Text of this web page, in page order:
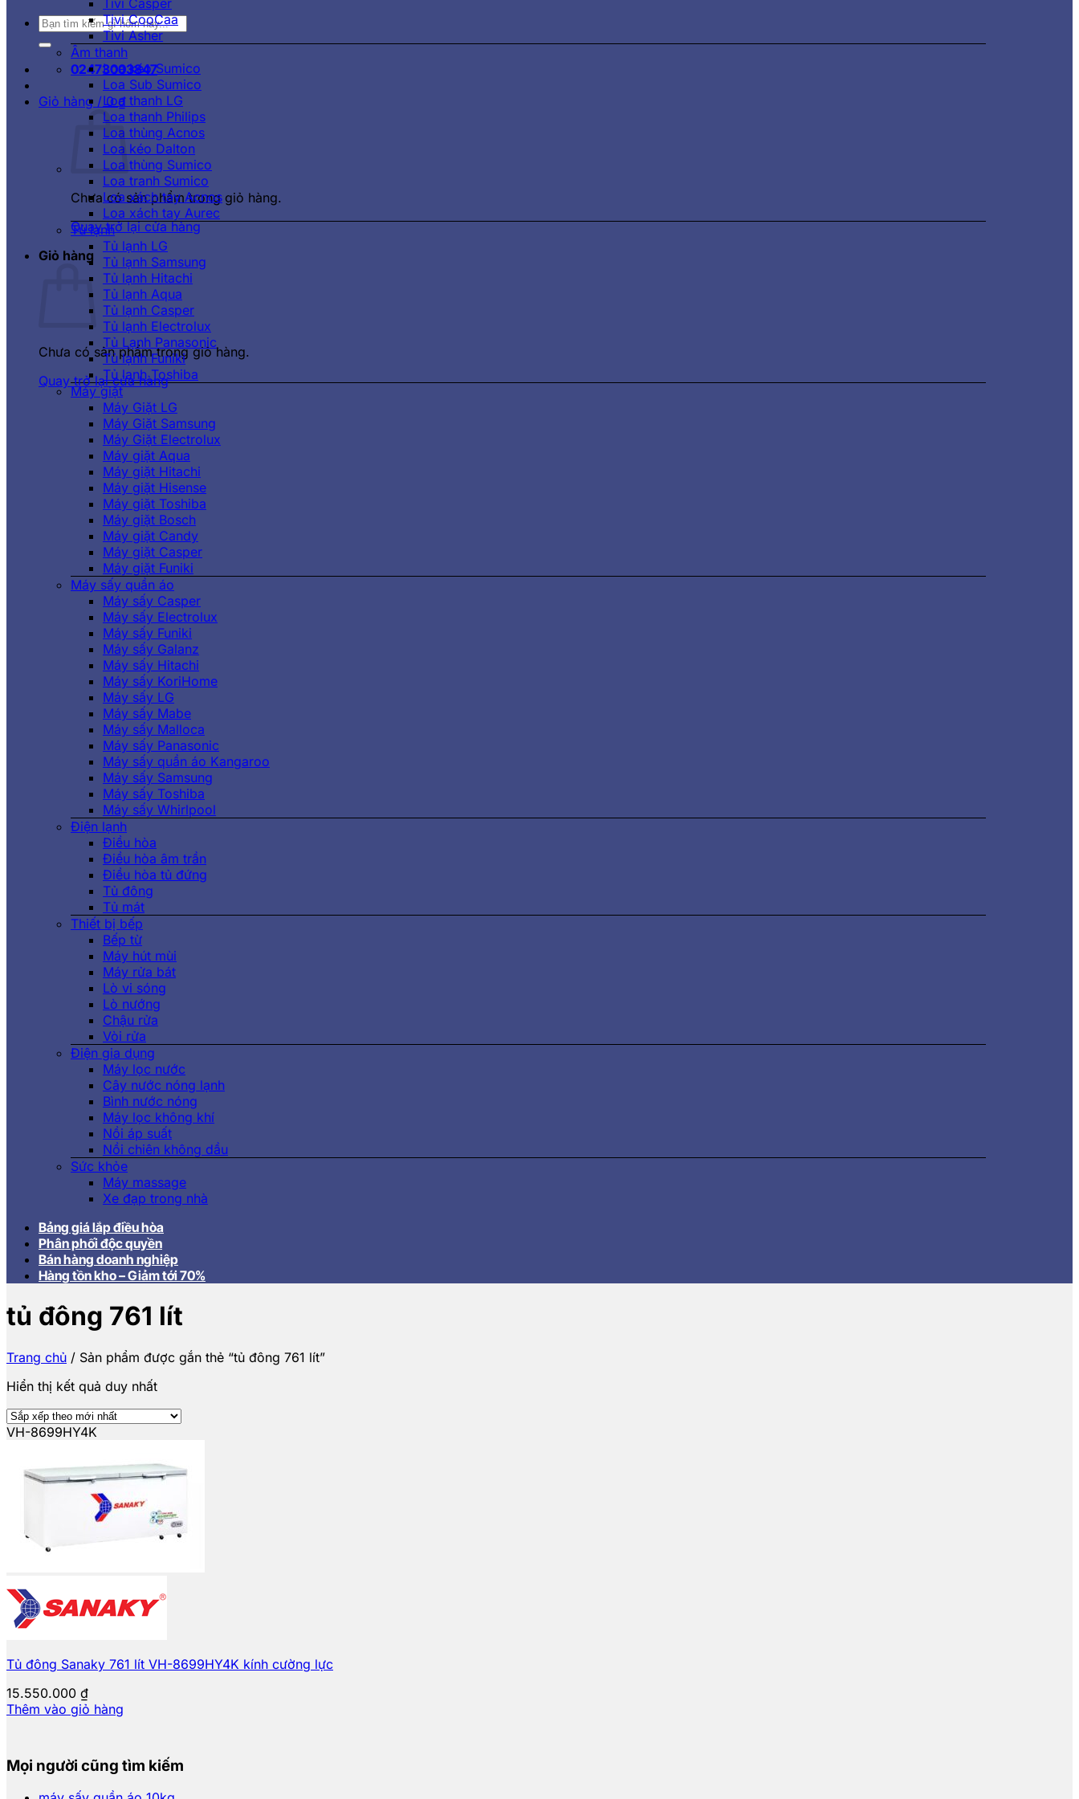
Tìm
02473003847
Giỏ hàng /0₫
Chưa có sản phẩm trong giỏ hàng.
Quay trở lại cửa hàng
Giỏ hàng
Chưa có sản phẩm trong giỏ hàng.
Quay trở lại cửa hàng
Tivi Casper
Tivi CooCaa
Tivi Asher
Âm thanh
Loa kéo Sumico
Loa Sub Sumico
Loa thanh LG
Loa thanh Philips
Loa thùng Acnos
Loa kéo Dalton
Loa thùng Sumico
Loa tranh Sumico
Loa xách tay Acnos
Loa xách tay Aurec
Tủ lạnh
Tủ lạnh LG
Tủ lạnh Samsung
Tủ lạnh Hitachi
Tủ lạnh Aqua
Tủ lạnh Casper
Tủ lạnh Electrolux
Tủ Lạnh Panasonic
Tủ lạnh Funiki
Tủ lạnh Toshiba
Máy giặt
Máy Giặt LG
Máy Giặt Samsung
Máy Giặt Electrolux
Máy giặt Aqua
Máy giặt Hitachi
Máy giặt Hisense
Máy giặt Toshiba
Máy giặt Bosch
Máy giặt Candy
Máy giặt Casper
Máy giặt Funiki
Máy sấy quần áo
Máy sấy Casper
Máy sấy Electrolux
Máy sấy Funiki
Máy sấy Galanz
Máy sấy Hitachi
Máy sấy KoriHome
Máy sấy LG
Máy sấy Mabe
Máy sấy Malloca
Máy sấy Panasonic
Máy sấy quần áo Kangaroo
Máy sấy Samsung
Máy sấy Toshiba
Máy sấy Whirlpool
Điện lạnh
Điều hòa
Điều hòa âm trần
Điều hòa tủ đứng
Tủ đông
Tủ mát
Thiết bị bếp
Bếp từ
Máy hút mùi
Máy rửa bát
Lò vi sóng
Lò nướng
Chậu rửa
Vòi rửa
Điện gia dụng
Máy lọc nước
Cây nước nóng lạnh
Bình nước nóng
Máy lọc không khí
Nồi áp suất
Nồi chiên không dầu
Sức khỏe
Máy massage
Xe đạp trong nhà
Bảng giá lắp điều hòa
Phân phối độc quyền
Bán hàng doanh nghiệp
Hàng tồn kho – Giảm tới 70%
tủ đông 761 lít
Trang chủ / Sản phẩm được gắn thẻ “tủ đông 761 lít”
Hiển thị kết quả duy nhất
VH-8699HY4K
Tủ đông Sanaky 761 lít VH-8699HY4K kính cường lực
15.550.000 ₫
Thêm vào giỏ hàng
Mọi người cũng tìm kiếm